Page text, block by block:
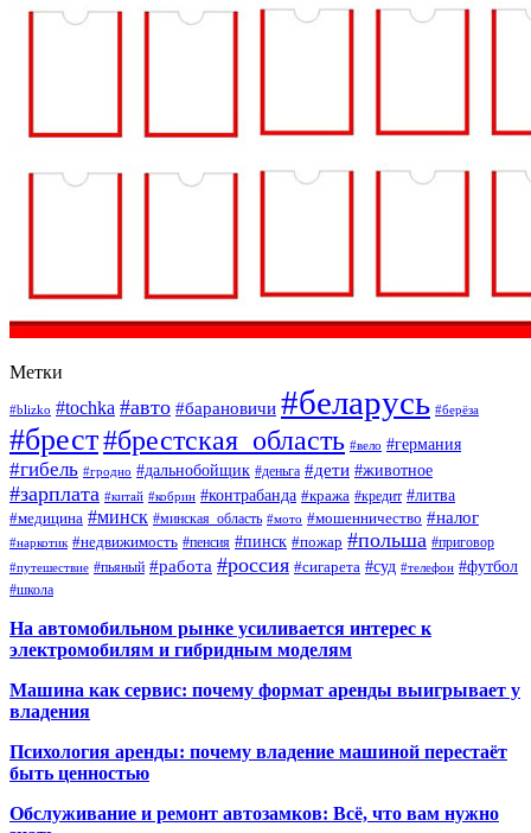
Метки
#blizko #tochka #авто #барановичи #беларусь #берёза
#брест#брестская_область #вело #германия
#гибель #гродно #дальнобойщик #деньга #дети #животное
#зарплата #китай #кобрин #контрабанда #кража #кредит #литва
#медицина #минск #минская_область #мото #мошенничество #налог
#наркотик #недвижимость #пенсия #пинск #пожар #польша #приговор
#путешествие #пьяный #работа #россия #сигарета #суд #телефон #футбол
#школа
На автомобильном рынке усиливается интерес к
электромобилям и гибридным моделям
Машина как сервис: почему формат аренды выигрывает у
владения
Психология аренды: почему владение машиной перестаёт
быть ценностью
Обслуживание и ремонт автозамков: Всё, что вам нужно